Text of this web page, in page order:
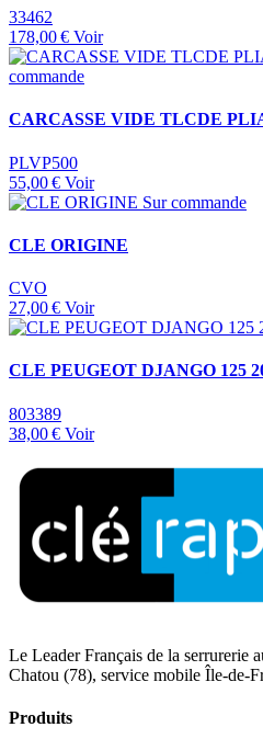
33462
178,00 € Voir
commande
CARCASSE VIDE TLCDE
PLVP500
55,00 € Voir
Sur commande
CLE ORIGINE
CVO
27,00 € Voir
CLE PEUGEOT DJANGO 125
803389
38,00 € Voir
Le Leader Français de la serrurerie
Chatou (78), service mobile Île-de-
Produits